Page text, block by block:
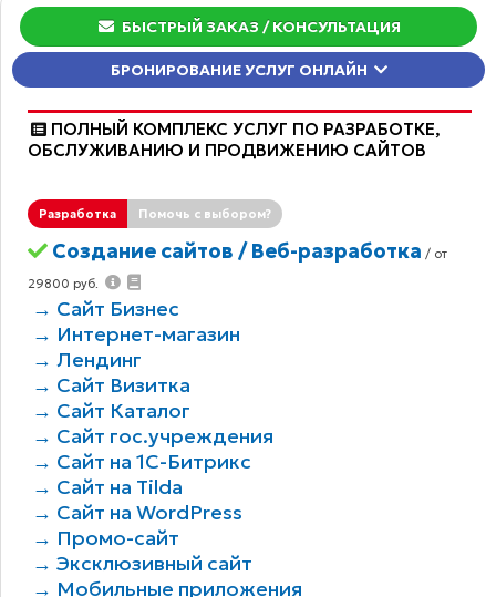
БЫСТРЫЙ ЗАКАЗ / КОНСУЛЬТАЦИЯ
БРОНИРОВАНИЕ УСЛУГ ОНЛАЙН
ПОЛНЫЙ КОМПЛЕКС УСЛУГ ПО РАЗРАБОТКЕ,
ОБCЛУЖИВАНИЮ И ПРОДВИЖЕНИЮ САЙТОВ
Разработка Помочь с выбором?
Создание сайтов / Веб-разработка / от
29800 руб.
→ Сайт Бизнес
→ Интернет-магазин
→ Лендинг
→ Сайт Визитка
→ Сайт Каталог
→ Сайт гос.учреждения
→ Сайт на 1С-Битрикс
→ Сайт на Tilda
→ Сайт на WordPress
→ Промо-сайт
→ Эксклюзивный сайт
→ Мобильные приложения